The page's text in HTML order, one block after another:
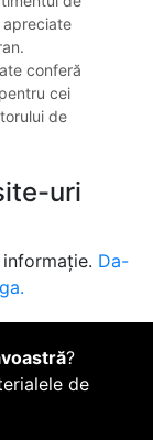
conferă
cei
de
uri
Da-
?
de